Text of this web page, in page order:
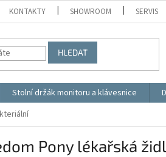
KONTAKTY SHOWROOM SERVIS
HLEDAT
Stolní držák monitoru a klávesnice
Pony lékařská